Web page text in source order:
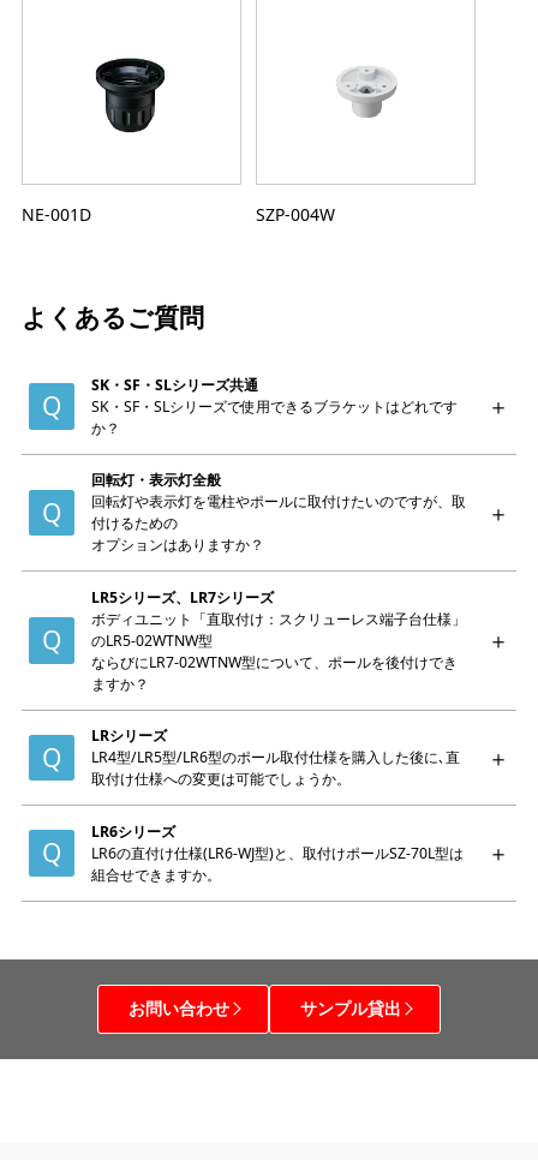
NE-001D SZP-004W
よくあるご質問
SK・SF・SLシリーズ共通
SK・SF・SLシリーズで使用できるブラケットはどれです
か？
回転灯・表示灯全般
回転灯や表示灯を電柱やポールに取付けたいのですが、取
付けるための
オプションはありますか？
LR5シリーズ、LR7シリーズ
ボディユニット「直取付け：スクリューレス端子台仕様」
のLR5-02WTNW型
ならびにLR7-02WTNW型について、ポールを後付けでき
ますか？
LRシリーズ
LR4型/LR5型/LR6型のポール取付仕様を購入した後に､直
取付け仕様への変更は可能でしょうか。
LR6シリーズ
LR6の直付け仕様(LR6-WJ型)と、取付けポールSZ-70L型は
組合せできますか。
お問い合わせ サンプル貸出